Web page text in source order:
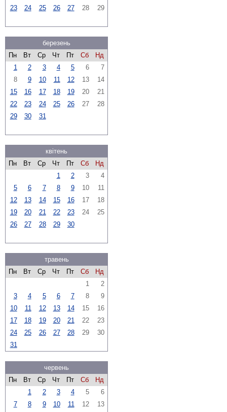
23 24 25 26 27 28 29
березень
Пн
Вт Ср Чт Пт Сб
Нд
1
2 3 4 5 6
7
8
9 10 11 12 13
14
15
16 17 18 19 20
21
22
23 24 25 26 27
28
29
30 31
квітень
Пн
Вт Ср Чт Пт Сб
Нд
1
2 3
4
5
6 7 8 9 10
11
12
13 14 15 16 17
18
19
20 21 22 23 24
25
26
27 28 29 30
травень
Пн
Вт Ср Чт Пт Сб
Нд
1
2
3
4 5 6 7 8
9
10
11 12 13 14 15
16
17
18 19 20 21 22
23
24
25 26 27 28 29
30
31
червень
Пн
Вт Ср Чт Пт Сб
Нд
1
2 3 4 5
6
7
8 9 10 11 12
13